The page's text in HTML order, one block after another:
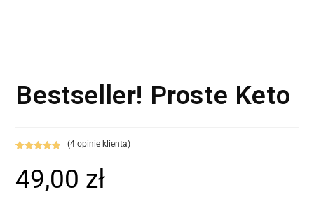
Bestseller! Proste Keto
5.00 na 5 na
podstawie
(4 opinie klienta)
49,00 zł